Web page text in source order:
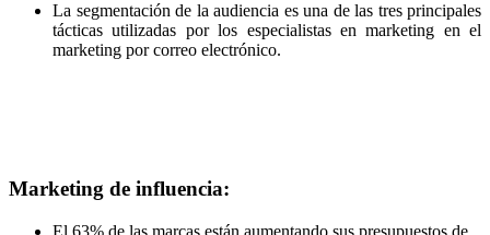
La segmentación de la audiencia es una de las tres principales
tácticas utilizadas por los especialistas en marketing en el
marketing por correo electrónico.
Marketing de influencia:
El 63% de las marcas están aumentando sus presupuestos de